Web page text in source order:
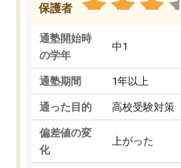
保護者
通塾開始時
の学年
中1
通塾期間 1年以上
通った目的 高校受験対策
偏差値の変
化
上がった